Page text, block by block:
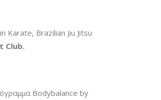
Karate, Brazilian Jiu Jitsu
Club.
Bodybalance by